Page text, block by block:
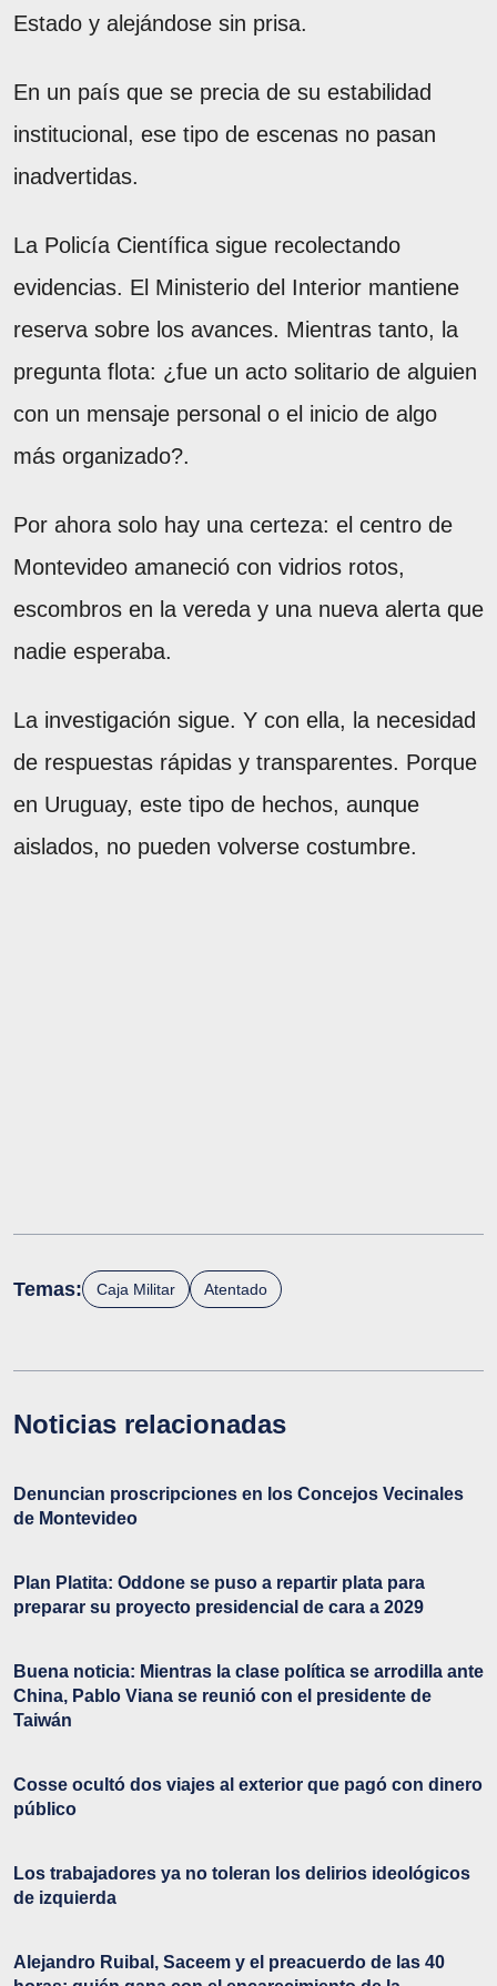
Estado y alejándose sin prisa.
En un país que se precia de su estabilidad
institucional, ese tipo de escenas no pasan
inadvertidas.
La Policía Científica sigue recolectando
evidencias. El Ministerio del Interior mantiene
reserva sobre los avances. Mientras tanto, la
pregunta flota: ¿fue un acto solitario de alguien
con un mensaje personal o el inicio de algo
más organizado?.
Por ahora solo hay una certeza: el centro de
Montevideo amaneció con vidrios rotos,
escombros en la vereda y una nueva alerta que
nadie esperaba.
La investigación sigue. Y con ella, la necesidad
de respuestas rápidas y transparentes. Porque
en Uruguay, este tipo de hechos, aunque
aislados, no pueden volverse costumbre.
Temas: Caja Militar Atentado
Noticias relacionadas
Denuncian proscripciones en los Concejos Vecinales
de Montevideo
Plan Platita: Oddone se puso a repartir plata para
preparar su proyecto presidencial de cara a 2029
Buena noticia: Mientras la clase política se arrodilla ante
China, Pablo Viana se reunió con el presidente de
Taiwán
Cosse ocultó dos viajes al exterior que pagó con dinero
público
Los trabajadores ya no toleran los delirios ideológicos
de izquierda
Alejandro Ruibal, Saceem y el preacuerdo de las 40